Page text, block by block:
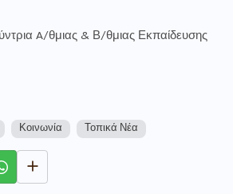
A/θμιας & Β/θμιας Εκπαίδευσης
Κοινωνία Τοπικά Νέα